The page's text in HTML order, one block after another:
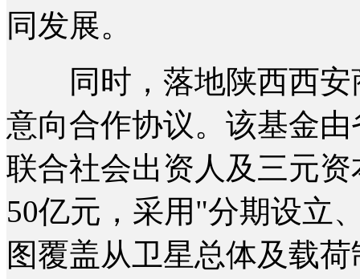
同发展。
同时，落地陕西西安
意向合作协议。该基金
联合社会出资人及三元
50亿元，采用"分期设立
图覆盖从卫星总体及载